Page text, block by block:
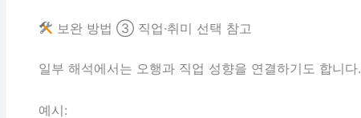
보완 방법 ③ 직업·취미 선택 참고
일부 해석에서는 오행과 직업 성향을 연결하기도 합니다.
예시: